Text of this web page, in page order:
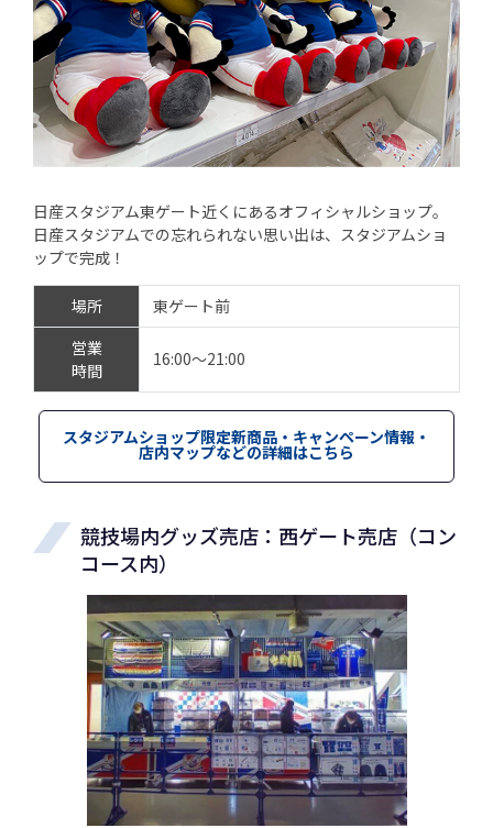
日産スタジアム東ゲート近くにあるオフィシャルショップ。
日産スタジアムでの忘れられない思い出は、スタジアムショ
ップで完成！
場所
東ゲート前
営業
時間
16:00～21:00
スタジアムショップ限定新商品・キャンペーン情報・
店内マップなどの詳細はこちら
競技場内グッズ売店：西ゲート売店（コン
コース内）